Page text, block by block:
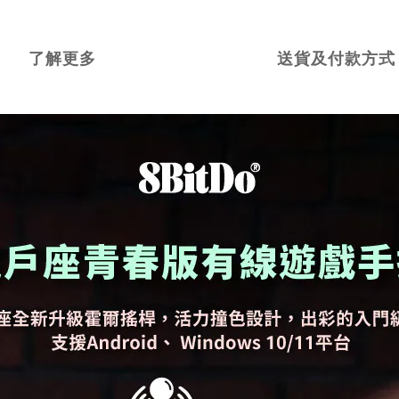
了解更多 送貨及付款方式